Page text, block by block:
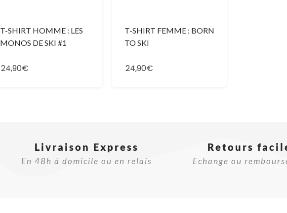
T-SHIRT HOMME : LES
MONOS DE SKI #1
24,90€
T-SHIRT FEMME : BORN
TO SKI
24,90€
Livraison Express
En 48h à domicile ou en relais
Retours
Echange ou